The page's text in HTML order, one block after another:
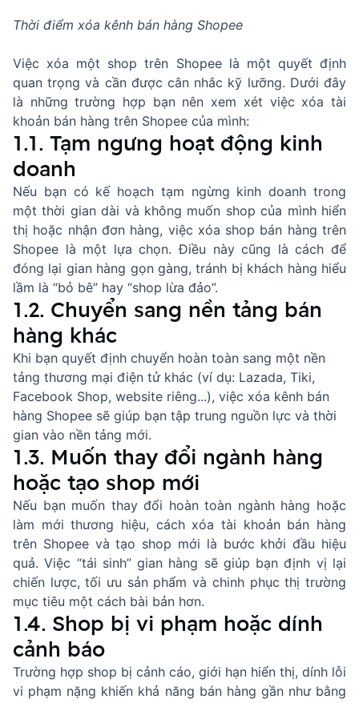
Thời điểm xóa kênh bán hàng Shopee
Việc xóa một shop trên Shopee là một quyết định
quan trọng và cần được cân nhắc kỹ lưỡng. Dưới đây
là những trường hợp bạn nên xem xét việc xóa tài
khoản bán hàng trên Shopee của mình:
1.1. Tạm ngưng hoạt động kinh
doanh
Nếu bạn có kế hoạch tạm ngừng kinh doanh trong
một thời gian dài và không muốn shop của mình hiển
thị hoặc nhận đơn hàng, việc xóa shop bán hàng trên
Shopee là một lựa chọn. Điều này cũng là cách để
đóng lại gian hàng gọn gàng, tránh bị khách hàng hiểu
lầm là “bỏ bê” hay “shop lừa đảo”.
1.2. Chuyển sang nền tảng bán
hàng khác
Khi bạn quyết định chuyển hoàn toàn sang một nền
tảng thương mại điện tử khác (ví dụ: Lazada, Tiki,
Facebook Shop, website riêng...), việc xóa kênh bán
hàng Shopee sẽ giúp bạn tập trung nguồn lực và thời
gian vào nền tảng mới.
1.3. Muốn thay đổi ngành hàng
hoặc tạo shop mới
Nếu bạn muốn thay đổi hoàn toàn ngành hàng hoặc
làm mới thương hiệu, cách xóa tài khoản bán hàng
trên Shopee và tạo shop mới là bước khởi đầu hiệu
quả. Việc “tái sinh” gian hàng sẽ giúp bạn định vị lại
chiến lược, tối ưu sản phẩm và chinh phục thị trường
mục tiêu một cách bài bản hơn.
1.4. Shop bị vi phạm hoặc dính
cảnh báo
Trường hợp shop bị cảnh cáo, giới hạn hiển thị, dính lỗi
vi phạm nặng khiến khả năng bán hàng gần như bằng